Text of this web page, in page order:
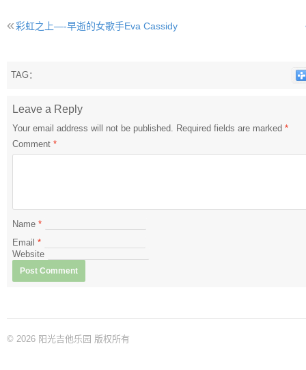
«彩虹之上—-早逝的女歌手Eva Cassidy
TAG：
Leave a Reply
Your email address will not be published. Required fields are marked *
Comment *
Name *
Email *
Website
© 2026 阳光吉他乐园 版权所有